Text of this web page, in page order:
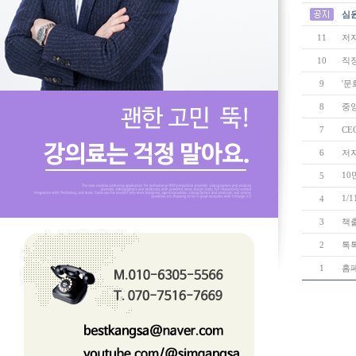
심
11 저
10 직
9 '문
8 중
7
6 저
5 10
4 1/
3 책
2 톡
1 홈